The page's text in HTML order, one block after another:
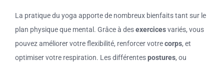
La pratique du yoga apporte de nombreux bienfaits tant sur le
plan physique que mental. Grâce à desexercicesvariés, vous
pouvez améliorer votre flexibilité, renforcer votrecorps, et
optimiser votre respiration. Les différentespostures, ou